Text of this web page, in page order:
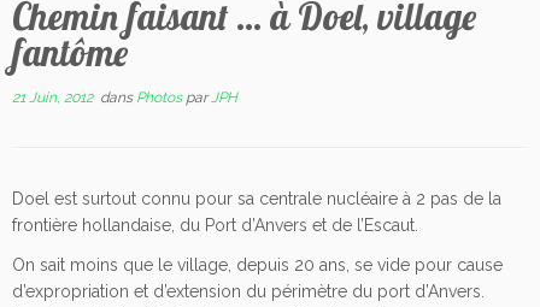
Chemin faisant … à Doel, village
fantôme
21 Juin, 2012dans Photos parJPH
Doel est surtout connu pour sa centrale nucléaire à 2 pas de la
frontière hollandaise, du Port d’Anvers et de l’Escaut.
On sait moins que le village, depuis 20 ans, se vide pour cause
d’expropriation et d’extension du périmètre du port d’Anvers.